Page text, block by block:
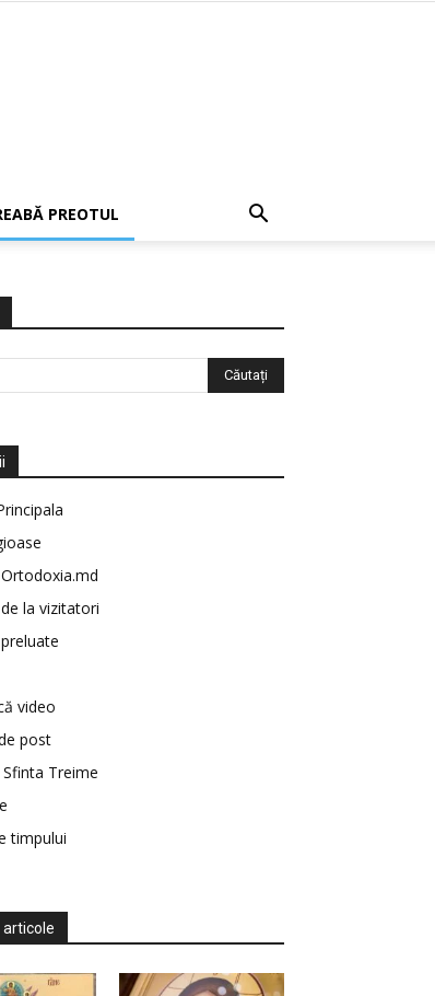
PREOTUL
la vizitatori
video
post
Treime
timpului